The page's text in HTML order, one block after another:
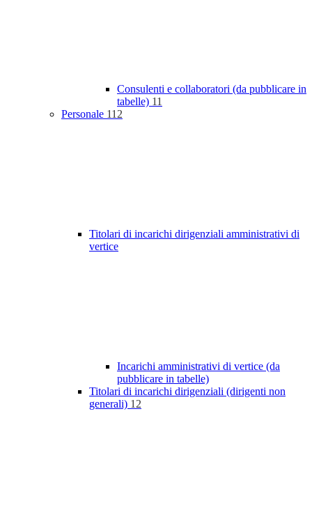
Consulenti e collaboratori (da pubblicare in
tabelle) 11
Personale 112
Titolari di incarichi dirigenziali amministrativi di
vertice
Incarichi amministrativi di vertice (da
pubblicare in tabelle)
Titolari di incarichi dirigenziali (dirigenti non
generali) 12